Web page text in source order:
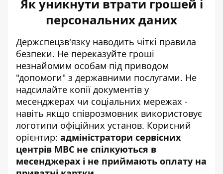
Як уникнути втрати грошей і
персональних даних
Держспецзв'язку наводить чіткі правила
безпеки. Не переказуйте гроші
незнайомим особам під приводом
"допомоги" з державними послугами. Не
надсилайте копії документів у
месенджерах чи соціальних мережах -
навіть якщо співрозмовник використовує
логотипи офіційних установ. Корисний
орієнтир: адміністратори сервісних
центрів МВС не спілкуються в
месенджерах і не приймають оплату на